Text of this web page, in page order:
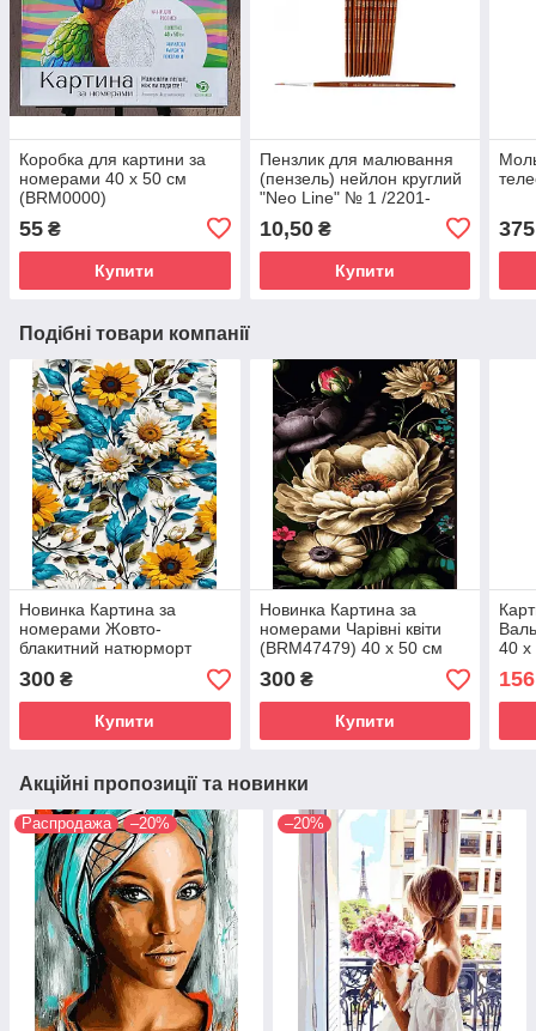
Коробка для картини за
номерами 40 х 50 см
(BRM0000)
55 ₴
Купити
Пензлик для малювання
(пензель) нейлон круглий
"Neo Line" № 1 /2201-
10,50₴
Купити
375
Подібні товари компанії
Новинка Картина за
номерами Жовто-
блакитний натюрморт
(BRM47469) 40 х 50 см
300 ₴
Купити
Новинка Картина за
номерами Чарівні квіти
(BRM47479) 40 х 50 см
300₴
Купити
40
156
Акційні пропозиції та новинки
Распродажа –20% –20%